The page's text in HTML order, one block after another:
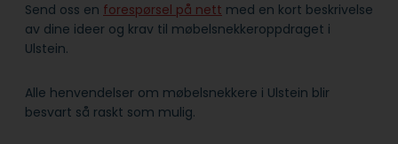
Send oss en forespørsel på nett med en kort beskrivelse
av dine ideer og krav til møbelsnekkeroppdraget i
Ulstein.
Alle henvendelser om møbelsnekkere i Ulstein blir
besvart så raskt som mulig.